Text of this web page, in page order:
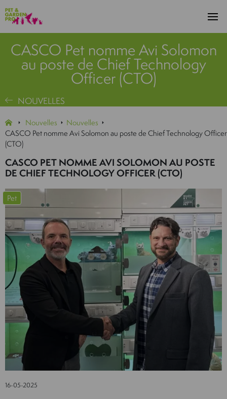
CASCO Pet nomme Avi Solomon
au poste de Chief Technology
Officer (CTO)
NOUVELLES
Nouvelles
Nouvelles
CASCO Pet nomme Avi Solomon au poste de Chief Technology Officer
(CTO)
CASCO PET NOMME AVI SOLOMON AU POSTE
DE CHIEF TECHNOLOGY OFFICER (CTO)
Pet
16-05-2025